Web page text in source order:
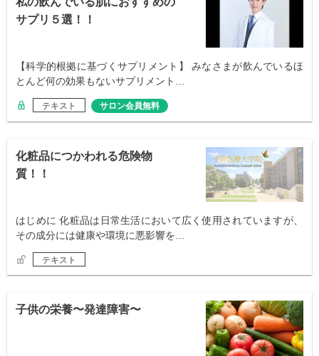
サプリ５選！！
【科学的根拠に基づくサプリメント】 みなさまが飲んでいるほ
とんど何の効果もないサプリメント…
テキスト サロン会員無料
化粧品につかわれる危険物
質！！
はじめに 化粧品は日常生活において広く使用されていますが、
その成分には健康や環境に悪影響を…
テキスト
子供の栄養〜発達障害〜